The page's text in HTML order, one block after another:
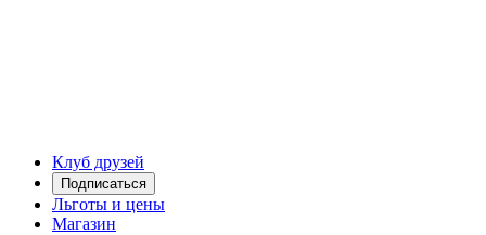
Клуб друзей
Подписаться
Льготы и цены
Магазин